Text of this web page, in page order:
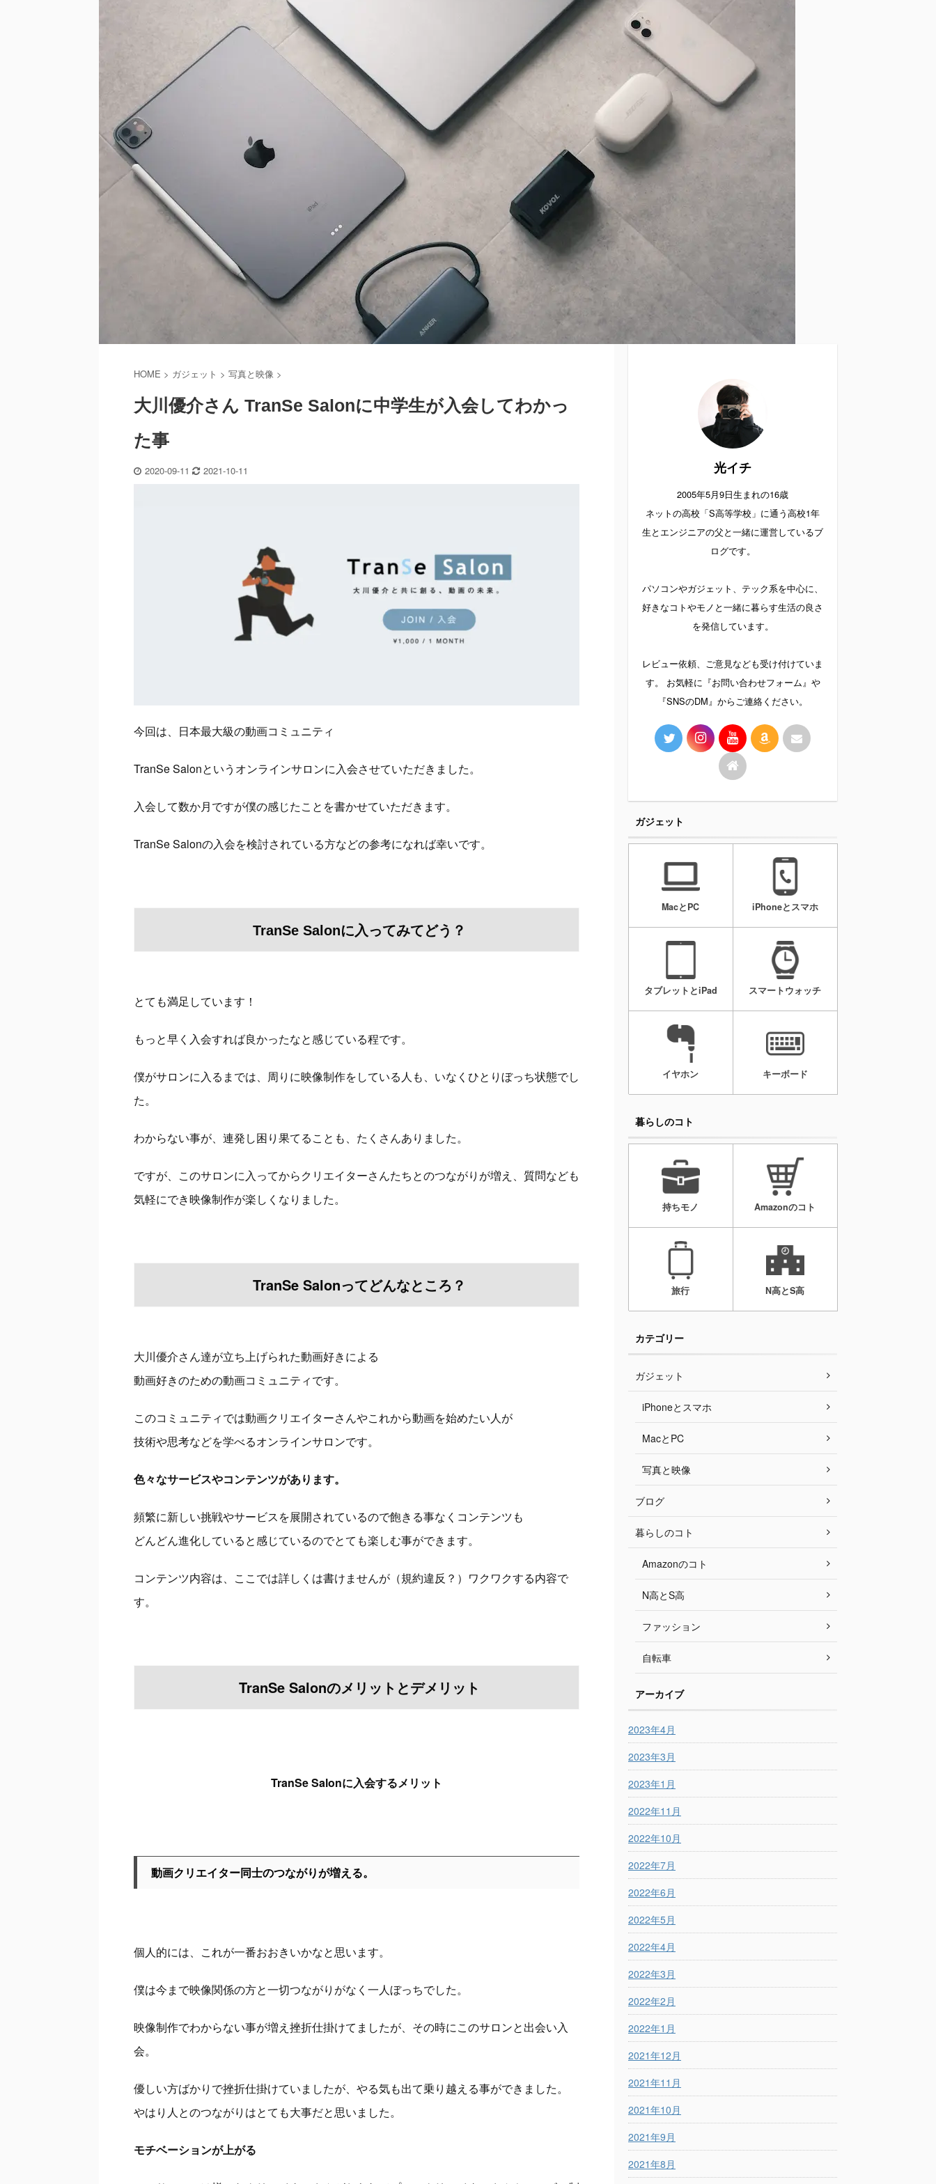
HOME > ガジェット > 写真と映像 >
大川優介さん TranSe Salonに中学生が入会してわかっ
た事
2020-09-11 2021-10-11
今回は、日本最大級の動画コミュニティ
TranSe Salonというオンラインサロンに入会させていただきました。
入会して数か月ですが僕の感じたことを書かせていただきます。
TranSe Salonの入会を検討されている方などの参考になれば幸いです。
TranSe Salonに入ってみてどう？
とても満足しています！
もっと早く入会すれば良かったなと感じている程です。
僕がサロンに入るまでは、周りに映像制作をしている人も、 いなくひとりぼっち状態でし
た。
わからない事が、連発し困り果てることも、たくさんありました。
ですが、このサロンに入ってからクリエイターさんたちとのつながりが増え、質問なども
気軽にでき映像制作が楽しくなりました。
TranSe Salonってどんなところ？
大川優介さん達が立ち上げられた動画好きによる
動画好きのための動画コミュニティです。
このコミュニティでは動画クリエイターさんやこれから動画を始めたい人が
技術や思考などを学べるオンラインサロンです。
色々なサービスやコンテンツがあります。
頻繁に新しい挑戦やサービスを展開されているので飽きる事なくコンテンツも
どんどん進化していると感じているのでとても楽しむ事ができます。
コンテンツ内容は、ここでは詳しくは書けませんが（規約違反？）ワクワクする内容で
す。
TranSe Salonのメリットとデメリット
TranSe Salonに入会するメリット
動画クリエイター同士のつながりが増える。
個人的には、これが一番おおきいかなと思います。
僕は今まで映像関係の方と一切つながりがなく一人ぼっちでした。
映像制作でわからない事が増え挫折仕掛けてましたが、その時にこのサロンと出会い入
会。
優しい方ばかりで挫折仕掛けていましたが、やる気も出て乗り越える事ができました。
やはり人とのつながりはとても大事だと思いました。
モチベーションが上がる
光イチ
2005年5月9日生まれの16歳
ネットの高校「S高等学校」に通う高校1年
生とエンジニアの父と一緒に運営しているブ
ログです。
パソコンやガジェット、テック系を中心に、
好きなコトやモノと一緒に暮らす生活の良さ
を発信しています。
レビュー依頼、ご意見なども受け付けていま
す。 お気軽に『お問い合わせフォーム』や
『SNSのDM』からご連絡ください。
ガジェット
MacとPC iPhoneとスマホ
タブレットとiPad スマートウォッチ
イヤホン キーボード
暮らしのコト
持ちモノ Amazonのコト
旅行 N高とS高
カテゴリー
ガジェット
iPhoneとスマホ
MacとPC
写真と映像
ブログ
暮らしのコト
Amazonのコト
N高とS高
ファッション
自転車
アーカイブ
2023年4月
2023年3月
2023年1月
2022年11月
2022年10月
2022年7月
2022年6月
2022年5月
2022年4月
2022年3月
2022年2月
2022年1月
2021年12月
2021年11月
2021年10月
2021年9月
2021年8月